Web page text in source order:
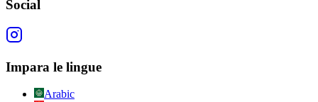
Social
Impara le lingue
Arabic